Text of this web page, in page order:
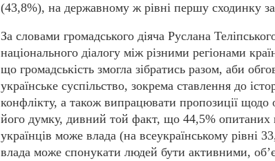
(43,8%), на державному ж рівні першу сходинку
За словами громадського діяча Руслана
національного діалогу між різними регіонами
що громадськість змогла зібратись разом, аби
українське суспільство, зокрема ставлення до
конфлікту, а також випрацювати пропозиції щодо
його думку, дивний той факт, що 44,5%
українців може влада (на всеукраїнському рівні
влада може спонукати людей бути активними, об’